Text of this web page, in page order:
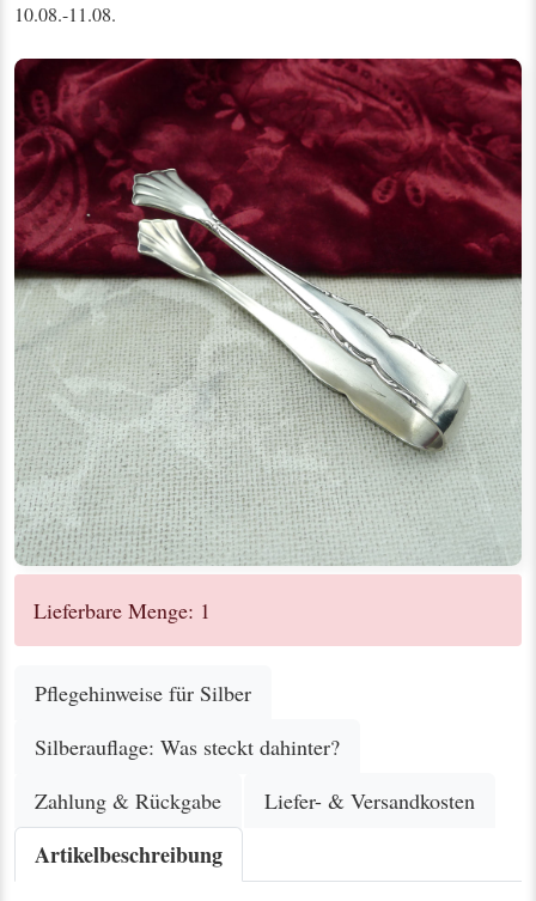
10.08.-11.08.
Lieferbare Menge: 1
Pflegehinweise für Silber
Silberauflage: Was steckt dahinter?
Zahlung & Rückgabe
Liefer- & Versandkosten
Artikelbeschreibung